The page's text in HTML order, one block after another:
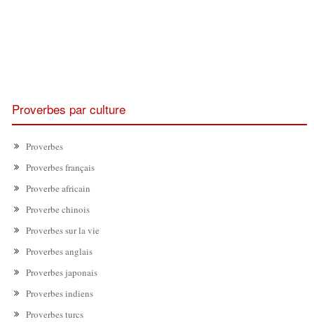
Proverbes par culture
Proverbes
Proverbes français
Proverbe africain
Proverbe chinois
Proverbes sur la vie
Proverbes anglais
Proverbes japonais
Proverbes indiens
Proverbes turcs